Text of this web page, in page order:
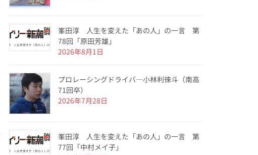
峯田淳 人生を変えた「あの人」の一言 第
78回「原田芳雄」
2026年8月1日
プロレーシングドライバ―小林利徠斗（南高
71回卒）
2026年7月28日
峯田淳 人生を変えた「あの人」の一言 第
77回「中村メイ子」